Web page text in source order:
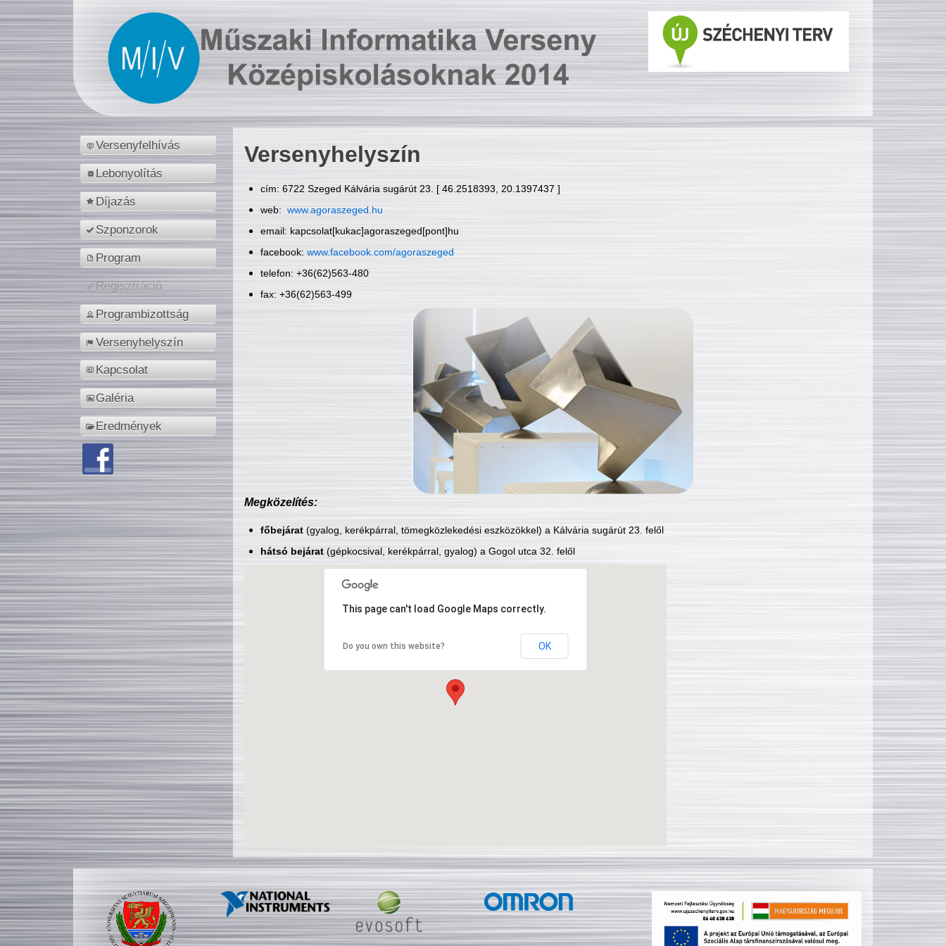
Versenyfelhívás
Lebonyolítás
Díjazás
Szponzorok
Program
Regisztráció
Programbizottság
Versenyhelyszín
Kapcsolat
Galéria
Eredmények
Versenyhelyszín
cím: 6722 Szeged Kálvária sugárút 23. [ 46.2518393, 20.1397437 ]
web: www.agoraszeged.hu
email: kapcsolat[kukac]agoraszeged[pont]hu
facebook: www.facebook.com/agoraszeged
telefon: +36(62)563-480
fax: +36(62)563-499
Megközelítés:
főbejárat(gyalog, kerékpárral, tömegközlekedési eszközökkel) a Kálvária sugárút 23. felől
hátsó bejárat(gépkocsival, kerékpárral, gyalog) a Gogol utca 32. felől
This page can't load Google Maps correctly.
Do you own this website? OK